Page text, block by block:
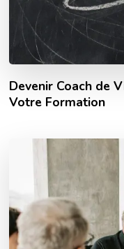
Devenir Coach de
Votre Formation